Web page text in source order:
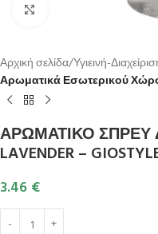
Κλικ για μεγέθυνση
Αρχική σελίδα Υγιεινή-
Αρωματικά Εσωτερικού
ΑΡΩΜΑΤΙΚΟ ΣΠΡΕΥ
LAVENDER –
3.46 €